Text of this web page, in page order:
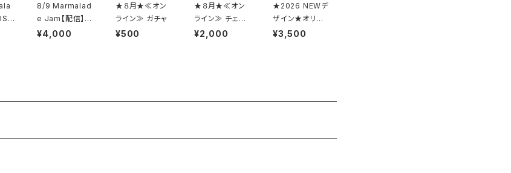
8/9 Marmalad
e Jam【配信】チ
ケット※FC割引
¥4,000
★８月★≪オン
ライン≫ ガチャ
¥500
★８月★≪オン
ライン≫ チェキ
（サイン入り）
¥2,000
★2026 NEWデ
ザイン★オリジ
ナルフェイスタオ
¥3,500